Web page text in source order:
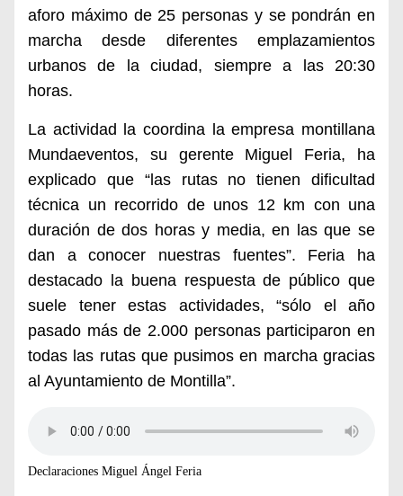
aforo máximo de 25 personas y se pondrán en
marcha desde diferentes emplazamientos
urbanos de la ciudad, siempre a las 20:30
horas.
La actividad la coordina la empresa montillana
Mundaeventos, su gerente Miguel Feria, ha
explicado que “las rutas no tienen dificultad
técnica un recorrido de unos 12 km con una
duración de dos horas y media, en las que se
dan a conocer nuestras fuentes”. Feria ha
destacado la buena respuesta de público que
suele tener estas actividades, “sólo el año
pasado más de 2.000 personas participaron en
todas las rutas que pusimos en marcha gracias
al Ayuntamiento de Montilla”.
Declaraciones Miguel Ángel Feria